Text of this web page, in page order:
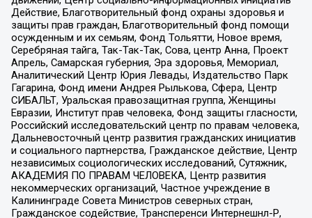
Действие, Благотворительный фонд охраны здоровья и
защиты прав граждан, Благотворительный фонд помощи
осужденным и их семьям, Фонд Тольятти, Новое время,
Серебряная тайга, Так-Так-Так, Сова, центр Анна, Проект
Апрель, Самарская губерния, Эра здоровья, Мемориал,
Аналитический Центр Юрия Левады, Издательство Парк
Гагарина, Фонд имени Андрея Рылькова, Сфера, Центр
СИБАЛЬТ, Уральская правозащитная группа, Женщины
Евразии, Институт прав человека, Фонд защиты гласности,
Российский исследовательский центр по правам человека,
Дальневосточный центр развития гражданских инициатив
и социального партнерства, Гражданское действие, Центр
независимых социологических исследований, Сутяжник,
АКАДЕМИЯ ПО ПРАВАМ ЧЕЛОВЕКА, Центр развития
некоммерческих организаций, Частное учреждение в
Калининграде Совета Министров северных стран,
Гражданское содействие, Трансперенси Интернешнл-Р,